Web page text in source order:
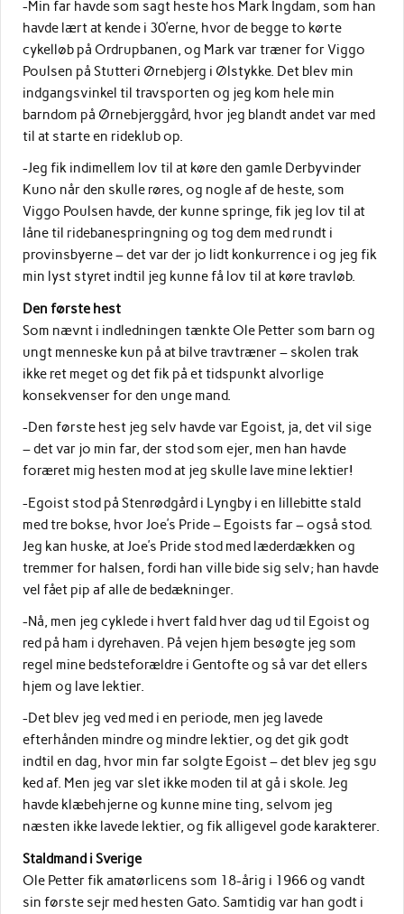
-Min far havde som sagt heste hos Mark Ingdam, som han
havde lært at kende i 30’erne, hvor de begge to kørte
cykelløb på Ordrupbanen, og Mark var træner for Viggo
Poulsen på Stutteri Ørnebjerg i Ølstykke. Det blev min
indgangsvinkel til travsporten og jeg kom hele min
barndom på Ørnebjerggård, hvor jeg blandt andet var med
til at starte en rideklub op.
-Jeg fik indimellem lov til at køre den gamle Derbyvinder
Kuno når den skulle røres, og nogle af de heste, som
Viggo Poulsen havde, der kunne springe, fik jeg lov til at
låne til ridebanespringning og tog dem med rundt i
provinsbyerne – det var der jo lidt konkurrence i og jeg fik
min lyst styret indtil jeg kunne få lov til at køre travløb.
Den første hest
Som nævnt i indledningen tænkte Ole Petter som barn og
ungt menneske kun på at bilve travtræner – skolen trak
ikke ret meget og det fik på et tidspunkt alvorlige
konsekvenser for den unge mand.
-Den første hest jeg selv havde var Egoist, ja, det vil sige
– det var jo min far, der stod som ejer, men han havde
foræret mig hesten mod at jeg skulle lave mine lektier!
-Egoist stod på Stenrødgård i Lyngby i en lillebitte stald
med tre bokse, hvor Joe’s Pride – Egoists far – også stod.
Jeg kan huske, at Joe’s Pride stod med læderdækken og
tremmer for halsen, fordi han ville bide sig selv; han havde
vel fået pip af alle de bedækninger.
-Nå, men jeg cyklede i hvert fald hver dag ud til Egoist og
red på ham i dyrehaven. På vejen hjem besøgte jeg som
regel mine bedsteforældre i Gentofte og så var det ellers
hjem og lave lektier.
-Det blev jeg ved med i en periode, men jeg lavede
efterhånden mindre og mindre lektier, og det gik godt
indtil en dag, hvor min far solgte Egoist – det blev jeg sgu
ked af. Men jeg var slet ikke moden til at gå i skole. Jeg
havde klæbehjerne og kunne mine ting, selvom jeg
næsten ikke lavede lektier, og fik alligevel gode karakterer.
Staldmand i Sverige
Ole Petter fik amatørlicens som 18-årig i 1966 og vandt
sin første sejr med hesten Gato. Samtidig var han godt i